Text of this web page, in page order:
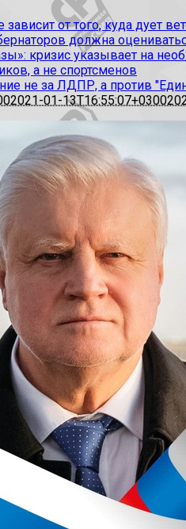
от того, куда дует
должна
кризис указывает на
а не спортсменов
не за ЛДПР, а против
2021-01-13T16:55:07+0300